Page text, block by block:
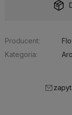
Producent:
Kategoria: